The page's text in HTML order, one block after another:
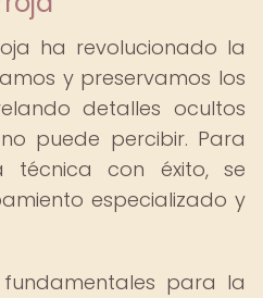
ha revolucionado la
y preservamos los
detalles ocultos
puede percibir. Para
con éxito, se
especializado y
fundamentales para la